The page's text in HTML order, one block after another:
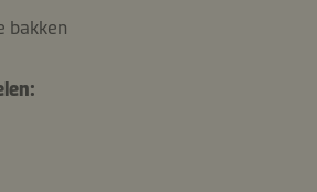
bakken